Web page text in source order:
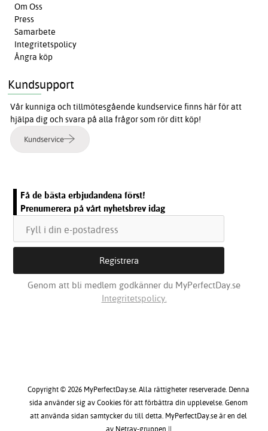
Om Oss
Press
Samarbete
Integritetspolicy
Ångra köp
Kundsupport
Vår kunniga och tillmötesgående kundservice finns här för att
hjälpa dig och svara på alla frågor som rör ditt köp!
Kundservice
Få de bästa erbjudandena först!
Prenumerera på vårt nyhetsbrev idag
Genom att bli medlem godkänner du MyPerfectDay.se
Integritetspolicy.
Copyright © 2026 MyPerfectDay.se. Alla rättigheter reserverade. Denna
sida använder sig av Cookies för att förbättra din upplevelse. Genom
att använda sidan samtycker du till detta. MyPerfectDay.se är en del
av Netray-gruppen ||